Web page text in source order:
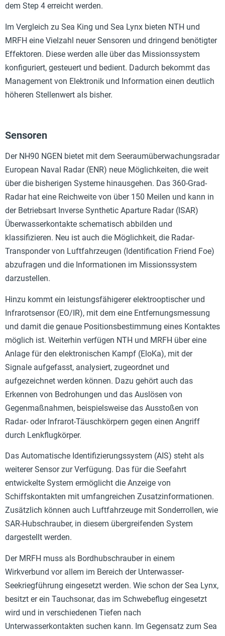
dem Step 4 erreicht werden.
Im Vergleich zu Sea King und Sea Lynx bieten NTH und
MRFH eine Vielzahl neuer Sensoren und dringend benötigter
Effektoren. Diese werden alle über das Missionssystem
konfiguriert, gesteuert und bedient. Dadurch bekommt das
Management von Elektronik und Information einen deutlich
höheren Stellenwert als bisher.
Sensoren
Der NH90 NGEN bietet mit dem Seeraumüberwachungsradar
European Naval Radar (ENR) neue Möglichkeiten, die weit
über die bisherigen Systeme hinausgehen. Das 360-Grad-
Radar hat eine Reichweite von über 150 Meilen und kann in
der Betriebsart Inverse Synthetic Aparture Radar (ISAR)
Überwasserkontakte schematisch abbilden und
klassifizieren. Neu ist auch die Möglichkeit, die Radar-
Transponder von Luftfahrzeugen (Identification Friend Foe)
abzufragen und die Informationen im Missionssystem
darzustellen.
Hinzu kommt ein leistungsfähigerer elektrooptischer und
Infrarotsensor (EO/IR), mit dem eine Entfernungsmessung
und damit die genaue Positionsbestimmung eines Kontaktes
möglich ist. Weiterhin verfügen NTH und MRFH über eine
Anlage für den elektronischen Kampf (EloKa), mit der
Signale aufgefasst, analysiert, zugeordnet und
aufgezeichnet werden können. Dazu gehört auch das
Erkennen von Bedrohungen und das Auslösen von
Gegenmaßnahmen, beispielsweise das Ausstoßen von
Radar- oder Infrarot-Täuschkörpern gegen einen Angriff
durch Lenkflugkörper.
Das Automatische Identifizierungssystem (AIS) steht als
weiterer Sensor zur Verfügung. Das für die Seefahrt
entwickelte System ermöglicht die Anzeige von
Schiffskontakten mit umfangreichen Zusatzinformationen.
Zusätzlich können auch Luftfahrzeuge mit Sonderrollen, wie
SAR-Hubschrauber, in diesem übergreifenden System
dargestellt werden.
Der MRFH muss als Bordhubschrauber in einem
Wirkverbund vor allem im Bereich der Unterwasser-
Seekriegführung eingesetzt werden. Wie schon der Sea Lynx,
besitzt er ein Tauchsonar, das im Schwebeflug eingesetzt
wird und in verschiedenen Tiefen nach
Unterwasserkontakten suchen kann. Im Gegensatz zum Sea